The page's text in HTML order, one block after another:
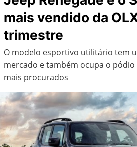
mais vendido da
trimestre
O modelo esportivo utilitário tem
mercado e também ocupa o
mais procurados